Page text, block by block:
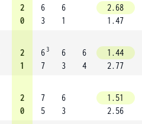
2
0
6
3
6
1
2.68
1.47
2
1
6 3
7
6
3
6
4
1.44
2.77
2
0
7
5
6
3
1.51
2.56